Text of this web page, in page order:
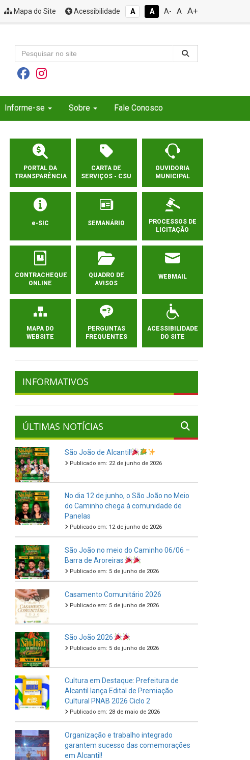
Mapa do Site Acessibilidade A A A- A A+
Informe-se Sobre Fale Conosco
PORTAL DA
TRANSPARÊNCIA
CARTA DE
SERVIÇOS - CSU
OUVIDORIA
MUNICIPAL
e-SIC SEMANÁRIO
PROCESSOS DE
LICITAÇÃO
CONTRACHEQUE
ONLINE
QUADRO DE
AVISOS
WEBMAIL
MAPA DO
WEBSITE
PERGUNTAS
FREQUENTES
ACESSIBILIDADE
DO SITE
INFORMATIVOS
ÚLTIMAS NOTÍCIAS
São João de Alcantil!
Publicado em: 22 de junho de 2026
No dia 12 de junho, o São João no Meio
do Caminho chega à comunidade de
Panelas
Publicado em: 12 de junho de 2026
São João no meio do Caminho 06/06 –
Barra de Aroreiras
Publicado em: 5 de junho de 2026
Casamento Comunitário 2026
Publicado em: 5 de junho de 2026
São João 2026
Publicado em: 5 de junho de 2026
Cultura em Destaque: Prefeitura de
Alcantil lança Edital de Premiação
Cultural PNAB 2026 Ciclo 2
Publicado em: 28 de maio de 2026
Organização e trabalho integrado
garantem sucesso das comemorações
em Alcantil!